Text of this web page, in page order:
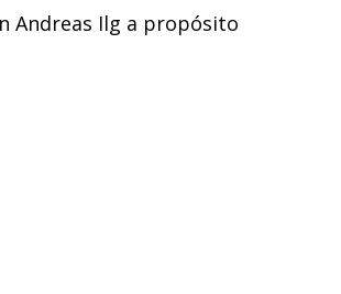
Andreas Ilg a propósito